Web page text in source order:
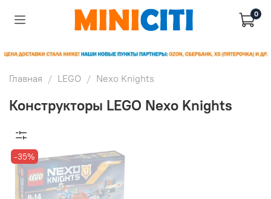
0
Главная LEGO Nexo Knights
Конструкторы LEGO Nexo Knights
-35%